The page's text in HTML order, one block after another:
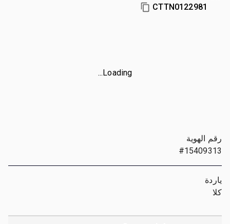
CTTN0122981
Loading...
رقم الهوية
#15409313
ياردة
كلا